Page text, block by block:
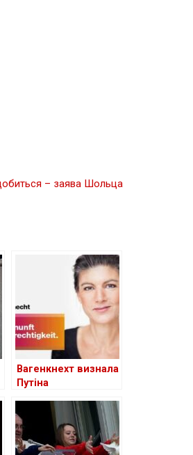
– заява Шольца
Вагенкнехт визнала
Путіна
вбивство
Навального